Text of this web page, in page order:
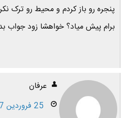
پنجره رو باز کردم و محیط رو ترک
برام پیش میاد؟ خواهشا زود جواب
عرفان
25 فروردین 1397